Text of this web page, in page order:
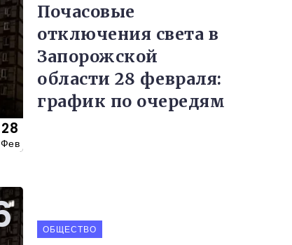
28
Фев
Почасовые
отключения света в
Запорожской
области 28 февраля:
график по очередям
ОБЩЕСТВО